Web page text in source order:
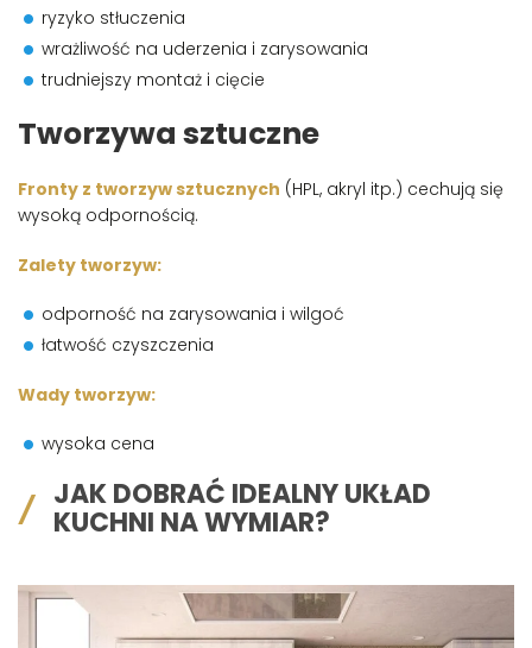
ryzyko stłuczenia
wrażliwość na uderzenia i zarysowania
trudniejszy montaż i cięcie
Tworzywa sztuczne
Fronty z tworzyw sztucznych (HPL, akryl itp.) cechują się
wysoką odpornością.
Zalety tworzyw:
odporność na zarysowania i wilgoć
łatwość czyszczenia
Wady tworzyw:
wysoka cena
JAK DOBRAĆ IDEALNY UKŁAD
KUCHNI NA WYMIAR?